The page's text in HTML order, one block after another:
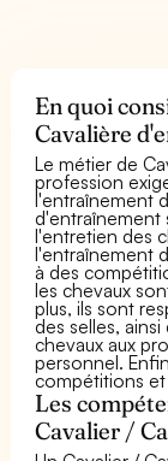
En quoi
Cavalière
Le métier de
profession
l'entraînement
d'entraînement
l'entretien des
l'entraînement
à des
les chevaux
plus, ils sont
des selles,
chevaux aux
personnel.
compétitions et
Les
Cavalier /